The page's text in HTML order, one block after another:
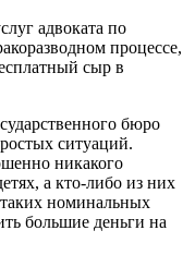
адвоката по
процессе,
сыр в
бюро
ситуаций.
никакого
а кто-либо из них
номинальных
большие деньги на